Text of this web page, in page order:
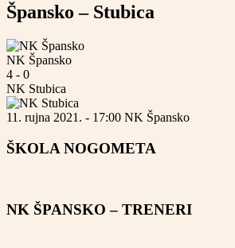
Špansko – Stubica
NK Špansko
4 - 0
NK Stubica
11. rujna 2021. - 17:00 NK Špansko
ŠKOLA NOGOMETA
NK ŠPANSKO – TRENERI